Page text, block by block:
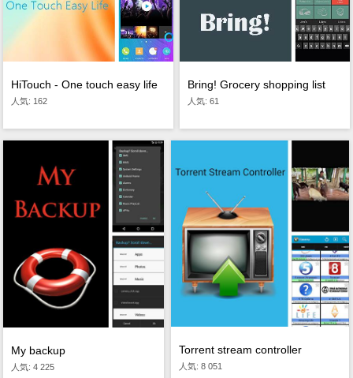
HiTouch - One touch easy life
人気: 162
Bring! Grocery shopping list
人気: 61
My backup
人気: 4 225
Torrent stream controller
人気: 8 051